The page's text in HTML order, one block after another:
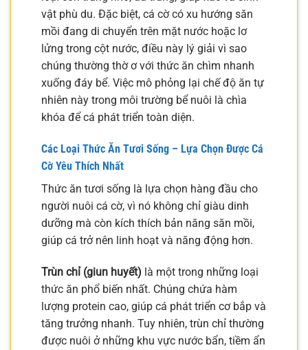
vật phù du. Đặc biệt, cá cờ có xu hướng săn
mồi đang di chuyển trên mặt nước hoặc lơ
lửng trong cột nước, điều này lý giải vì sao
chúng thường thờ ơ với thức ăn chìm nhanh
xuống đáy bể. Việc mô phỏng lại chế độ ăn tự
nhiên này trong môi trường bể nuôi là chìa
khóa để cá phát triển toàn diện.
Các Loại Thức Ăn Tươi Sống – Lựa Chọn Được Cá
Cờ Yêu Thích Nhất
Thức ăn tươi sống là lựa chọn hàng đầu cho
người nuôi cá cờ, vì nó không chỉ giàu dinh
dưỡng mà còn kích thích bản năng săn mồi,
giúp cá trở nên linh hoạt và năng động hơn.
Trùn chỉ (giun huyết) là một trong những loại
thức ăn phổ biến nhất. Chúng chứa hàm
lượng protein cao, giúp cá phát triển cơ bắp và
tăng trưởng nhanh. Tuy nhiên, trùn chỉ thường
được nuôi ở những khu vực nước bẩn, tiềm ẩn